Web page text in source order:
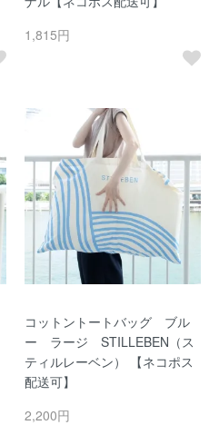
1,815円
コットントートバッグ ブル
ー ラージ STILLEBEN（ス
ティルレーベン） 【ネコポス
配送可】
2,200円